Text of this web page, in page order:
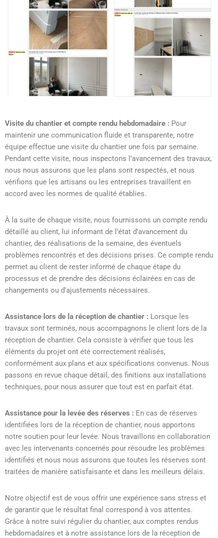
Visite du chantier et compte rendu hebdomadaire : Pour
maintenir une communication fluide et transparente, notre
équipe effectue une visite du chantier une fois par semaine.
Pendant cette visite, nous inspectons l’avancement des travaux,
nous nous assurons que les plans sont respectés, et nous
vérifions que les artisans ou les entreprises travaillent en
accord avec les normes de qualité établies.
À la suite de chaque visite, nous fournissons un compte rendu
détaillé au client, lui informant de l’état d’avancement du
chantier, des réalisations de la semaine, des éventuels
problèmes rencontrés et des décisions prises. Ce compte rendu
permet au client de rester informé de chaque étape du
processus et de prendre des décisions éclairées en cas de
changements ou d’ajustements nécessaires.
Assistance lors de la réception de chantier : Lorsque les
travaux sont terminés, nous accompagnons le client lors de la
réception de chantier. Cela consiste à vérifier que tous les
éléments du projet ont été correctement réalisés,
conformément aux plans et aux spécifications convenus. Nous
passons en revue chaque détail, des finitions aux installations
techniques, pour nous assurer que tout est en parfait état.
Assistance pour la levée des réserves : En cas de réserves
identifiées lors de la réception de chantier, nous apportons
notre soutien pour leur levée. Nous travaillons en collaboration
avec les intervenants concernés pour résoudre les problèmes
identifiés et nous nous assurons que toutes les réserves sont
traitées de manière satisfaisante et dans les meilleurs délais.
Notre objectif est de vous offrir une expérience sans stress et
de garantir que le résultat final correspond à vos attentes.
Grâce à notre suivi régulier du chantier, aux comptes rendus
hebdomadaires et à notre assistance lors de la réception de